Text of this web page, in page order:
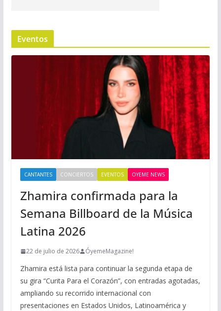
Eventos
CANTANTES CONCIERTOS EVENTOS OYEME NEWS
Zhamira confirmada para la
Semana Billboard de la Música
Latina 2026
22 de julio de 2026 ÓyemeMagazine!
Zhamira está lista para continuar la segunda etapa de
su gira “Curita Para el Corazón”, con entradas agotadas,
ampliando su recorrido internacional con
presentaciones en Estados Unidos, Latinoamérica y